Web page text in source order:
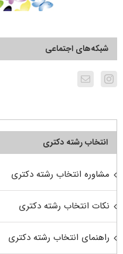
شبکه‌های اجتماعی
انتخاب رشته دکتری
مشاوره انتخاب رشته دکتری
نکات انتخاب رشته دکتری
راهنمای انتخاب رشته دکتری